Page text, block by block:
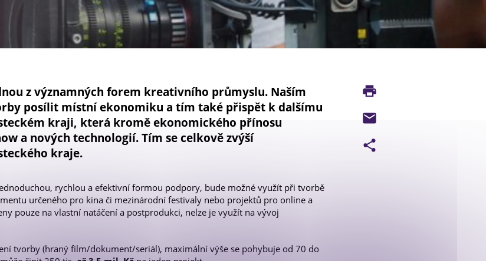
Newsletter OPST
z významných forem kreativního průmyslu. Naším
posílit místní ekonomiku a tím také přispět k dalšímu
kraji, která kromě ekonomického přínosu
a nových technologií. Tím se celkově zvýší
kraje.
rychlou a efektivní formou podpory, bude možné využít při tvorbě
určeného pro kina či mezinárodní festivaly nebo projektů pro online a
pouze na vlastní natáčení a postprodukci, nelze je využít na vývoj
tvorby (hraný film/dokument/seriál), maximální výše se pohybuje od 70 do
činit 250 tis.až 3,5 mil. Kčna jeden projekt.